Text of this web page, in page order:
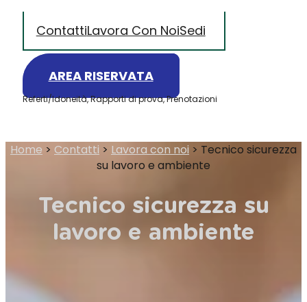
ContattiLavora Con NoiSedi
AREA RISERVATA
Referti/Idoneità, Rapporti di prova, Prenotazioni
Home > Contatti > Lavora con noi > Tecnico sicurezza
su lavoro e ambiente
Tecnico sicurezza su
lavoro e ambiente